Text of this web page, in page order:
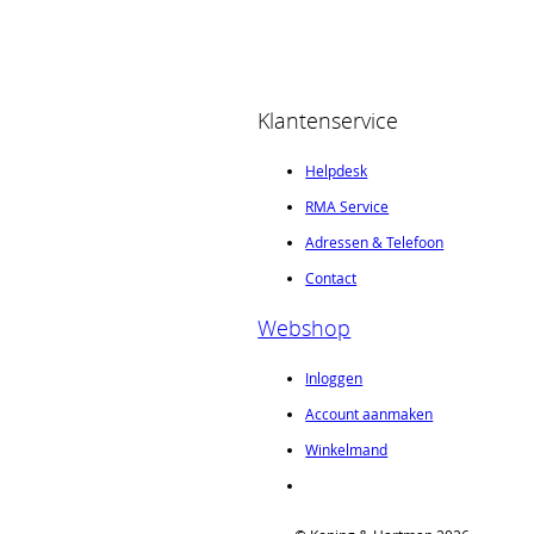
Klantenservice
Helpdesk
RMA Service
Adressen & Telefoon
Contact
Webshop
Inloggen
Account aanmaken
Winkelmand